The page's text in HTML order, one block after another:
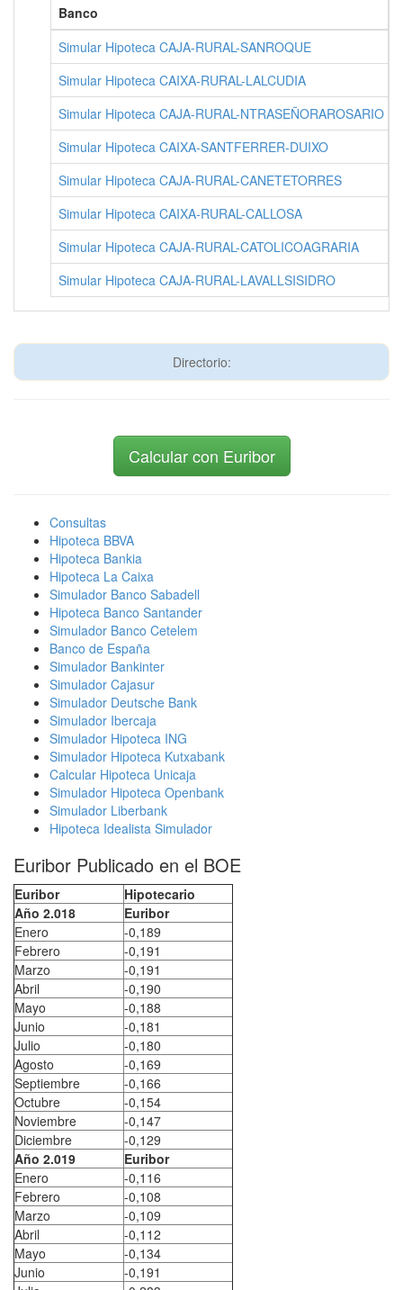
Banco
Simular Hipoteca CAJA-RURAL-SANROQUE
Simular Hipoteca CAIXA-RURAL-LALCUDIA
Simular Hipoteca CAJA-RURAL-NTRASEÑORAROSARIO
Simular Hipoteca CAIXA-SANTFERRER-DUIXO
Simular Hipoteca CAJA-RURAL-CANETETORRES
Simular Hipoteca CAIXA-RURAL-CALLOSA
Simular Hipoteca CAJA-RURAL-CATOLICOAGRARIA
Simular Hipoteca CAJA-RURAL-LAVALLSISIDRO
Directorio:
Calcular con Euribor
Consultas
Hipoteca BBVA
Hipoteca Bankia
Hipoteca La Caixa
Simulador Banco Sabadell
Hipoteca Banco Santander
Simulador Banco Cetelem
Banco de España
Simulador Bankinter
Simulador Cajasur
Simulador Deutsche Bank
Simulador Ibercaja
Simulador Hipoteca ING
Simulador Hipoteca Kutxabank
Calcular Hipoteca Unicaja
Simulador Hipoteca Openbank
Simulador Liberbank
Hipoteca Idealista Simulador
Euribor Publicado en el BOE
Euribor
Hipotecario
Año 2.018
Euribor
Enero
-0,189
Febrero
-0,191
Marzo
-0,191
Abril
-0,190
Mayo
-0,188
Junio
-0,181
Julio
-0,180
Agosto
-0,169
Septiembre
-0,166
Octubre
-0,154
Noviembre
-0,147
Diciembre
-0,129
Año 2.019
Euribor
Enero
-0,116
Febrero
-0,108
Marzo
-0,109
Abril
-0,112
Mayo
-0,134
Junio
-0,191